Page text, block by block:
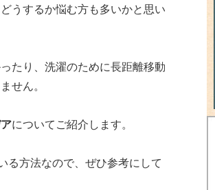
うするか悩む方も多いかと思い
たり、洗濯のために長距離移動
せん。
についてご紹介します。
る方法なので、ぜひ参考にして